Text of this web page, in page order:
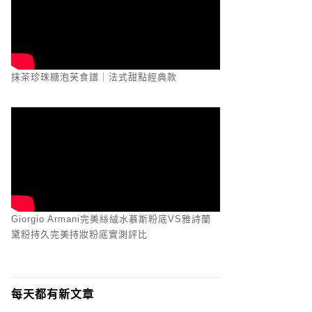
抹茶珍珠糖泡芙食譜｜法式甜點經典款
Giorgio Armani完美絲絨水慕斯粉底VS雅詩蘭
黛粉持久完美持妝粉底實測評比
每天都有新文章